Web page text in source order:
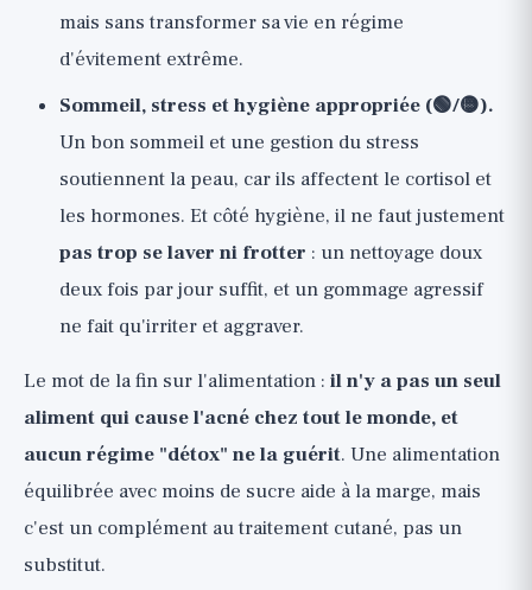
mais sans transformer sa vie en régime
d'évitement extrême.
Sommeil, stress et hygiène appropriée (🟢/🟡).
Un bon sommeil et une gestion du stress
soutiennent la peau, car ils affectent le cortisol et
les hormones. Et côté hygiène, il ne faut justement
pas trop se laver ni frotter : un nettoyage doux
deux fois par jour suffit, et un gommage agressif
ne fait qu'irriter et aggraver.
Le mot de la fin sur l'alimentation : il n'y a pas un seul
aliment qui cause l'acné chez tout le monde, et
aucun régime "détox" ne la guérit. Une alimentation
équilibrée avec moins de sucre aide à la marge, mais
c'est un complément au traitement cutané, pas un
substitut.